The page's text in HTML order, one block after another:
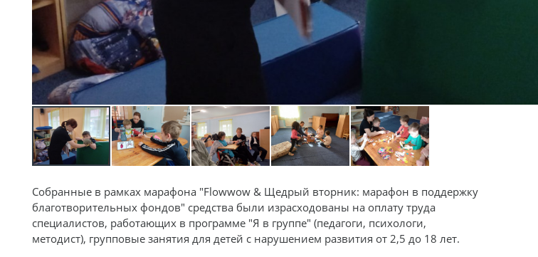
Собранные в рамках марафона "Flowwow & Щедрый вторник: марафон в поддержку
благотворительных фондов" средства были израсходованы на оплату труда
специалистов, работающих в программе "Я в группе" (педагоги, психологи,
методист), групповые занятия для детей с нарушением развития от 2,5 до 18 лет.